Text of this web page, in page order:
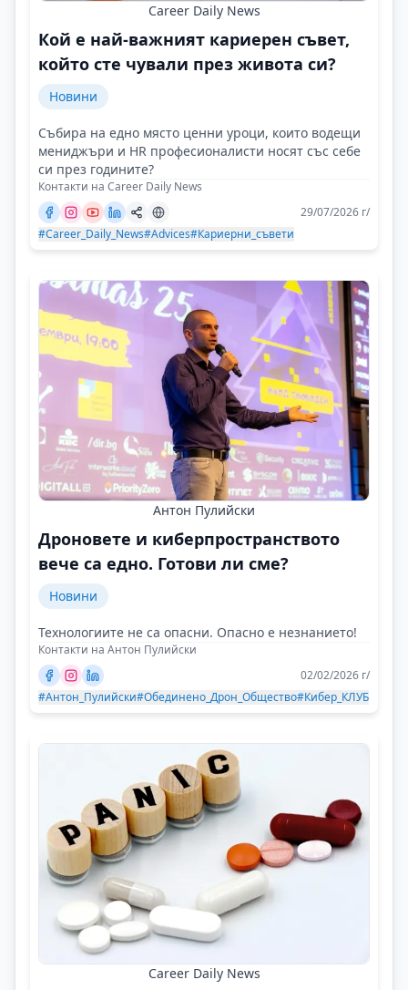
Career Daily News
Кой е най-важният кариерен съвет,
който сте чували през живота си?
Новини
Събира на едно място ценни уроци, които водещи
мениджъри и HR професионалисти носят със себе
си през годините?
Контакти на Career Daily News
29/07/2026 г/
#Career_Daily_News#Advices#Кариерни_съвети
Антон Пулийски
Дроновете и киберпространството
вече са едно. Готови ли сме?
Новини
Технологиите не са опасни. Опасно е незнанието!
Контакти на Антон Пулийски
02/02/2026 г/
#Антон_Пулийски#Обединено_Дрон_Общество#Кибер_КЛУБ
Career Daily News